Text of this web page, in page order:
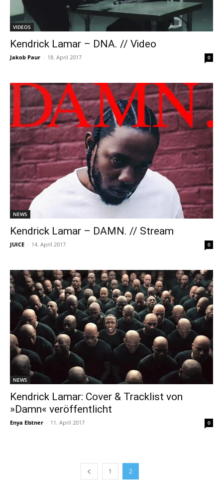
VIDEOS
Kendrick Lamar – DNA. // Video
Jakob Paur - 18. April 2017 0
NEWS
Kendrick Lamar – DAMN. // Stream
JUICE - 14. April 2017 0
NEWS
Kendrick Lamar: Cover & Tracklist von
»Damn« veröffentlicht
Enya Elstner - 11. April 2017 0
1 2